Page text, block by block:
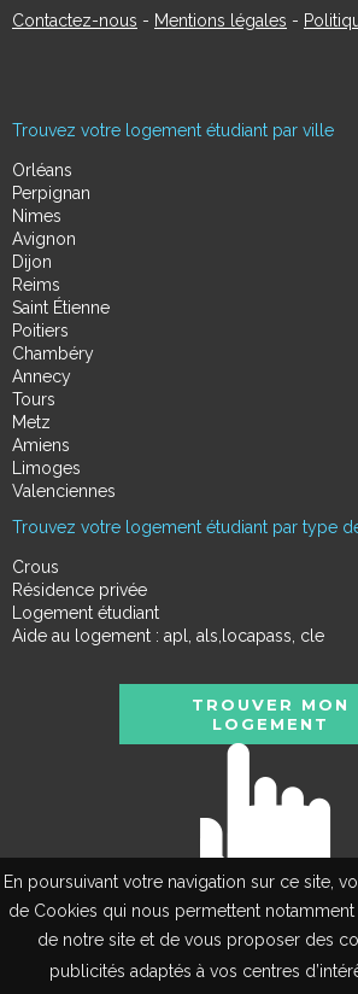
En poursuivant votre navigation sur ce site,
de Cookies qui nous permettent notamment
de notre site et de vous proposer des
publicités adaptés à vos centres
Contactez-nous - Mentions légales -
Trouvez votre logement étudiant par ville
Orléans
Perpignan
Nimes
Avignon
Dijon
Reims
Saint Étienne
Poitiers
Chambéry
Annecy
Tours
Metz
Amiens
Limoges
Valenciennes
Trouvez votre logement étudiant par type
Crous
Résidence privée
Logement étudiant
Aide au logement : apl, als,locapass, cle
TROUVER MON
LOGEMENT